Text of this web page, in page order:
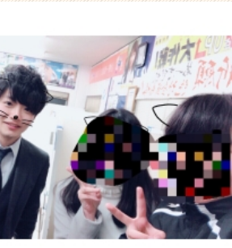
坂
本
九。
【株
式
会
社
ア
イ
テ